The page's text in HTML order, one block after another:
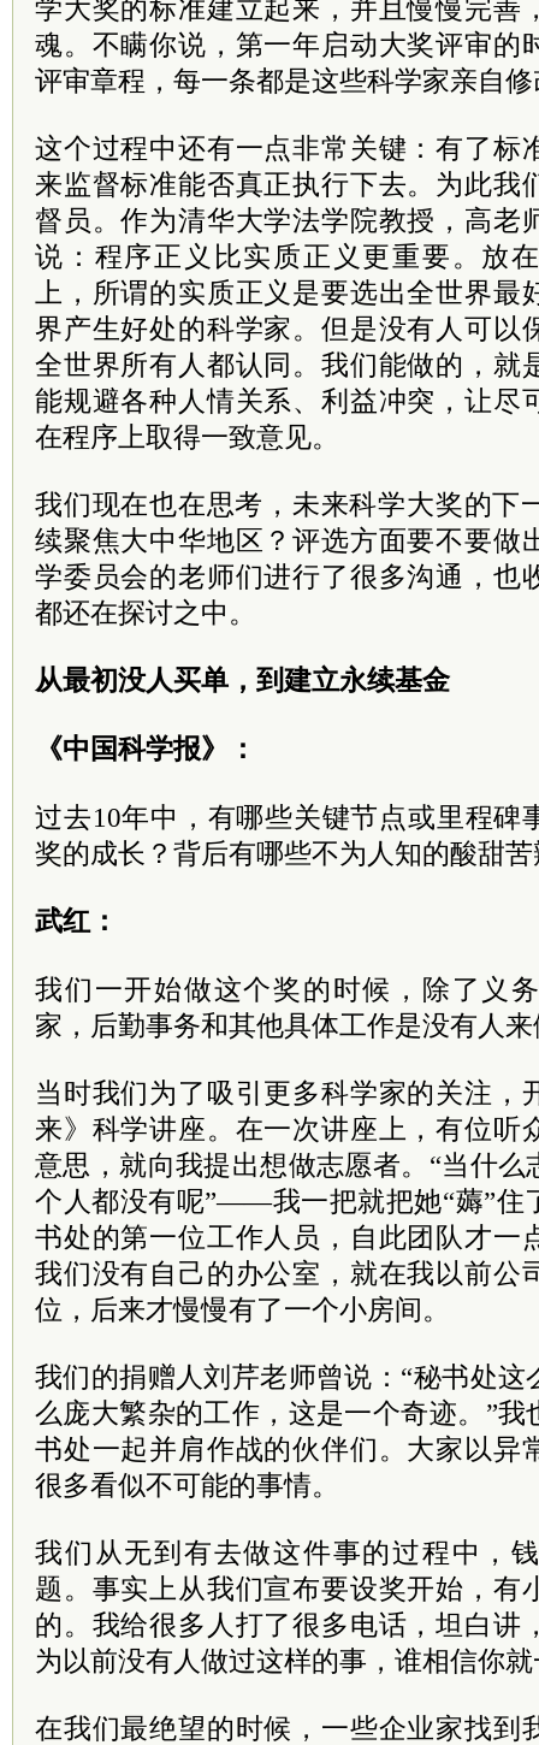
学大奖的标准建立起来，并且慢慢完善
魂。不瞒你说，第一年启动大奖评审的
评审章程，每一条都是这些科学家亲自
这个过程中还有一点非常关键：有了标
来监督标准能否真正执行下去。为此我
督员。作为清华大学法学院教授，高老
说：程序正义比实质正义更重要。放
上，所谓的实质正义是要选出全世界最
界产生好处的科学家。但是没有人可以
全世界所有人都认同。我们能做的，就
能规避各种人情关系、利益冲突，让尽
在程序上取得一致意见。
我们现在也在思考，未来科学大奖的下
续聚焦大中华地区？评选方面要不要做
学委员会的老师们进行了很多沟通，也
都还在探讨之中。
从最初没人买单，到建立永续基金
《中国科学报》：
过去10年中，有哪些关键节点或里程碑
奖的成长？背后有哪些不为人知的酸甜
武红：
我们一开始做这个奖的时候，除了义
家，后勤事务和其他具体工作是没有人
当时我们为了吸引更多科学家的关注，
来》科学讲座。在一次讲座上，有位听
意思，就向我提出想做志愿者。“当什
个人都没有呢”——我一把就把她“薅”住
书处的第一位工作人员，自此团队才一
我们没有自己的办公室，就在我以前公
位，后来才慢慢有了一个小房间。
我们的捐赠人刘芹老师曾说：“秘书处
么庞大繁杂的工作，这是一个奇迹。”
书处一起并肩作战的伙伴们。大家以异
很多看似不可能的事情。
我们从无到有去做这件事的过程中，
题。事实上从我们宣布要设奖开始，有
的。我给很多人打了很多电话，坦白讲
为以前没有人做过这样的事，谁相信你
在我们最绝望的时候，一些企业家找到